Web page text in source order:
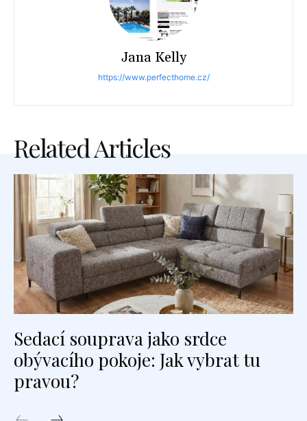
Jana Kelly
https://www.perfecthome.cz/
Related Articles
Sedací souprava jako srdce
obývacího pokoje: Jak vybrat tu
pravou?